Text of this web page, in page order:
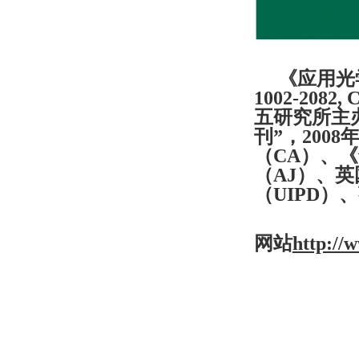
《应用光
1002-2082,
五研究所主
刊”， 2008年
（CA）、
（AJ）、
（UIPD）
网站http://